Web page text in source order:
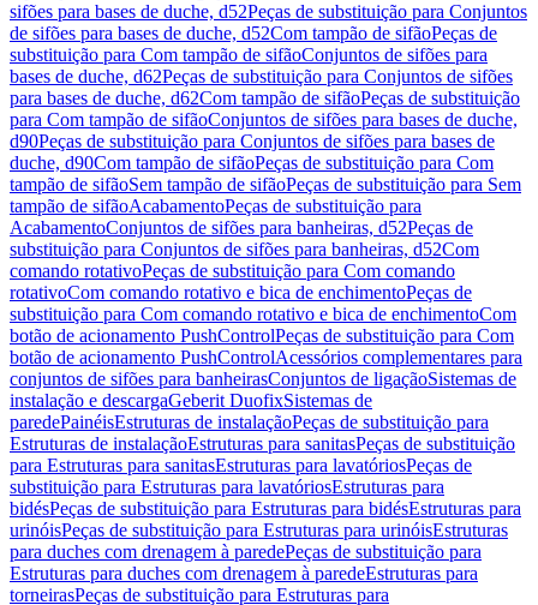
sifões para bases de duche, d52Peças de substituição para Conjuntos
de sifões para bases de duche, d52Com tampão de sifãoPeças de
substituição para Com tampão de sifãoConjuntos de sifões para
bases de duche, d62Peças de substituição para Conjuntos de sifões
para bases de duche, d62Com tampão de sifãoPeças de substituição
para Com tampão de sifãoConjuntos de sifões para bases de duche,
d90Peças de substituição para Conjuntos de sifões para bases de
duche, d90Com tampão de sifãoPeças de substituição para Com
tampão de sifãoSem tampão de sifãoPeças de substituição para Sem
tampão de sifãoAcabamentoPeças de substituição para
AcabamentoConjuntos de sifões para banheiras, d52Peças de
substituição para Conjuntos de sifões para banheiras, d52Com
comando rotativoPeças de substituição para Com comando
rotativoCom comando rotativo e bica de enchimentoPeças de
substituição para Com comando rotativo e bica de enchimentoCom
botão de acionamento PushControlPeças de substituição para Com
botão de acionamento PushControlAcessórios complementares para
conjuntos de sifões para banheirasConjuntos de ligaçãoSistemas de
instalação e descargaGeberit DuofixSistemas de
paredePainéisEstruturas de instalaçãoPeças de substituição para
Estruturas de instalaçãoEstruturas para sanitasPeças de substituição
para Estruturas para sanitasEstruturas para lavatóriosPeças de
substituição para Estruturas para lavatóriosEstruturas para
bidésPeças de substituição para Estruturas para bidésEstruturas para
urinóisPeças de substituição para Estruturas para urinóisEstruturas
para duches com drenagem à paredePeças de substituição para
Estruturas para duches com drenagem à paredeEstruturas para
torneirasPeças de substituição para Estruturas para